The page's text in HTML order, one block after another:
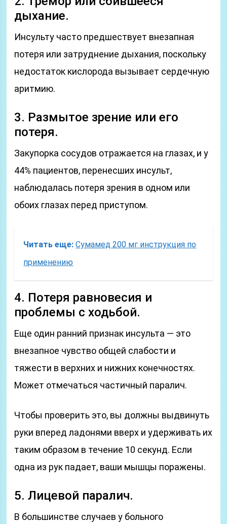
дыхание.
Инсульту часто предшествует внезапная
потеря или затруднение дыхания, поскольку
недостаток кислорода вызывает сердечную
аритмию.
3. Размытое зрение или его
потеря.
Закупорка сосудов отражается на глазах, и у
44% пациентов, перенесших инсульт,
наблюдалась потеря зрения в одном или
обоих глазах перед приступом.
Читать еще: Сумамед 200 мг инструкция по
применению
4. Потеря равновесия и
проблемы с ходьбой.
Еще один ранний признак инсульта — это
внезапное чувство общей слабости и
тяжести в верхних и нижних конечностях.
Может отмечаться частичный паралич.
Чтобы проверить это, вы должны выдвинуть
руки вперед ладонями вверх и удерживать их
таким образом в течение 10 секунд. Если
одна из рук падает, ваши мышцы поражены.
5. Лицевой паралич.
В большинстве случаев у больного